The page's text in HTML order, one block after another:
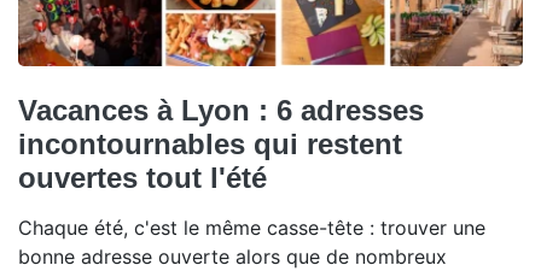
Vacances à Lyon : 6 adresses
incontournables qui restent
ouvertes tout l'été
Chaque été, c'est le même casse-tête : trouver une
bonne adresse ouverte alors que de nombreux